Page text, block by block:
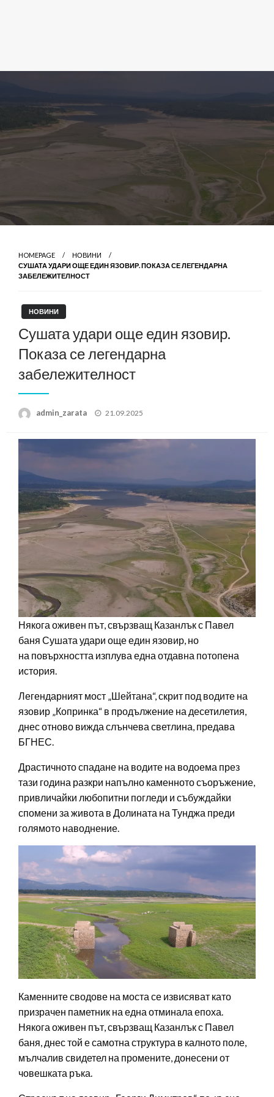
HOMEPAGE
НОВИНИ
СУШАТА УДАРИ ОЩЕ ЕДИН ЯЗОВИР. ПОКАЗА СЕ ЛЕГЕНДАРНА
ЗАБЕЛЕЖИТЕЛНОСТ
НОВИНИ
Сушата удари още един язовир.
Показа се легендарна
забележителност
admin_zarata
Posted
21.09.2025
Някога оживен път, свързващ Казанлък с Павел
баня Сушата удари още един язовир, но
на повърхността изплува една отдавна потопена
история.
Легендарният мост „Шейтана“, скрит под водите на
язовир „Копринка“ в продължение на десетилетия,
днес отново вижда слънчева светлина, предава
БГНЕС.
Драстичното спадане на водите на водоема през
тази година разкри напълно каменното съоръжение,
привличайки любопитни погледи и събуждайки
спомени за живота в Долината на Тунджа преди
голямото наводнение.
Каменните сводове на моста се извисяват като
призрачен паметник на една отминала епоха.
Някога оживен път, свързващ Казанлък с Павел
баня, днес той е самотна структура в калното поле,
мълчалив свидетел на промените, донесени от
човешката ръка.